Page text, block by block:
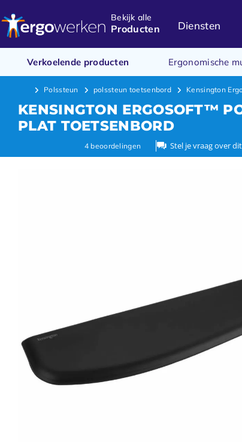
Bekijk alle
Producten Diensten
Verkoelende producten Ergonomische
Polssteun polssteun toetsenbord Kensington
KENSINGTON ERGOSOFT™
PLAT TOETSENBORD
4 beoordelingen Stel je vraag over